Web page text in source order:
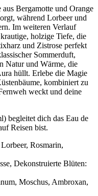
Bergamotte und Orange
während Lorbeer und
Im weiteren Verlauf
holzige Tiefe, die
und Zistrose perfekt
Sommerduft,
Natur und Wärme, die
hüllt. Erlebe die Magie
kombiniert zu
weckt und deine
begleitet dich das Eau de
Reisen bist.
Rosmarin,
Dekonstruierte Blüten:
Moschus, Ambroxan,